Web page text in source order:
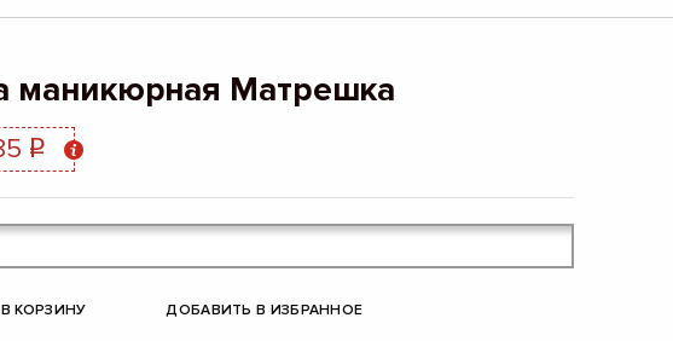
маникюрная Матрешка
q
КОРЗИНУ ДОБАВИТЬ В ИЗБРАННОЕ